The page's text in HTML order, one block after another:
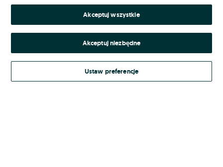
Kontynuując za pośrednictwem jednego z dostawców wskazanych powyżej,
Regulamin serwisu OLX.pl w jego aktualnym brzmieniu.
Akceptuj wszystkie
Akceptuj niezbędne
Ustaw preferencje